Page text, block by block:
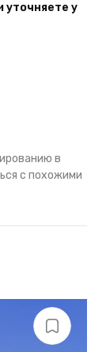
уточняете у
в
с похожими